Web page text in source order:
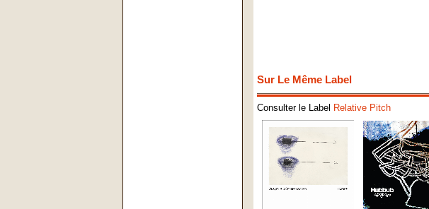
Sur Le Même Label
Consulter le Label Relative Pitch